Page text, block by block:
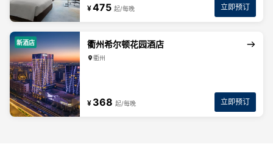
¥475 起/每晚 立即预订
新酒店 衢州希尔顿花园酒店
衢州
¥ 368 起/每晚 立即预订